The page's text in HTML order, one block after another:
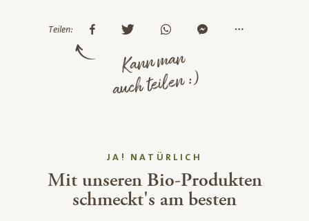
Teilen:
Kann man
auch teilen :)
JA! NATÜRLICH
Mit unseren Bio-Produkten
schmeckt's am besten